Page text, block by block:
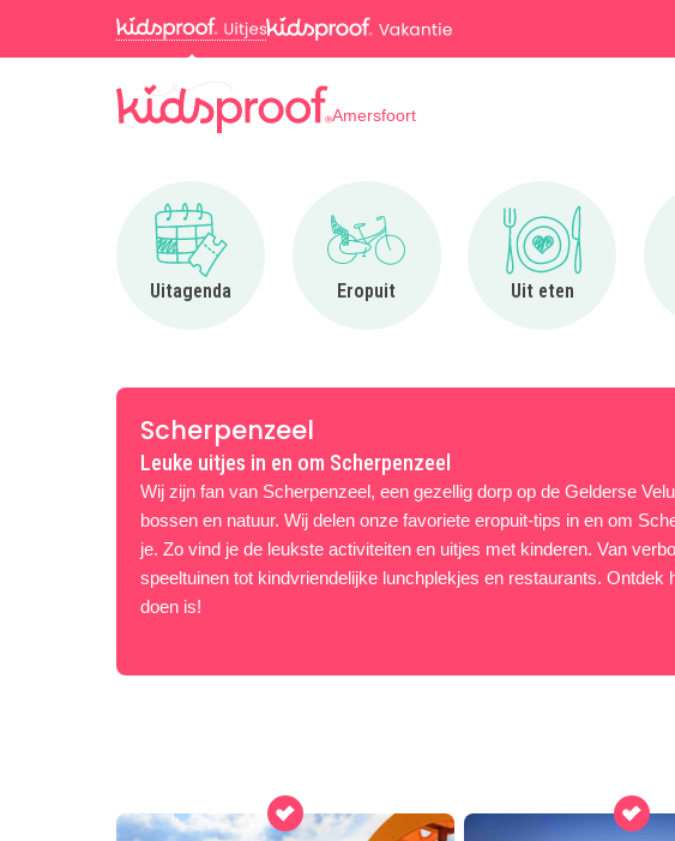
Amersfoort
Uitagenda
Ga naar Uitagenda
Eropuit
Ga naar Eropuit
Uit eten
Ga naar Uit eten
Scherpenzeel
Leuke uitjes in en om Scherpenzeel
Wij zijn fan van Scherpenzeel, een gezellig dorp op de Gelderse
bossen en natuur. Wij delen onze favoriete eropuit-tips in en om
je. Zo vind je de leukste activiteiten en uitjes met kinderen. Van
speeltuinen tot kindvriendelijke lunchplekjes en restaurants. Ontdek
doen is!